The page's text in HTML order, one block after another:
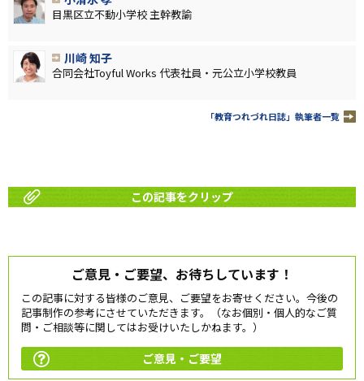
目黒区立不動小学校 主幹教諭
川崎 知子
合同会社Toyful Works 代表社員・元公立小学校教員
「教育つれづれ日誌」執筆者一覧
この記事をクリップ
ご意見・ご要望、お待ちしています！
この記事に対する皆様のご意見、ご要望をお寄せください。今後の
記事制作の参考にさせていただきます。（なお個別・個人的なご質
問・ご相談等に関してはお受けいたしかねます。）
ご意見・ご要望